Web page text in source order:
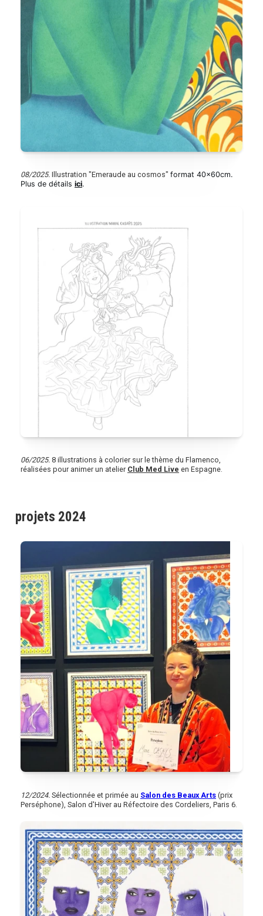
08/2025. Illustration "Emeraude au cosmos" format 40x60cm.
Plus de détails ici.
06/2025. 8 illustrations à colorier sur le thème du Flamenco,
réalisées pour animer un atelier Club Med Live en Espagne.
projets 2024
12/2024. Sélectionnée et primée au Salon des Beaux Arts (prix
Perséphone), Salon d'Hiver au Réfectoire des Cordeliers, Paris 6.